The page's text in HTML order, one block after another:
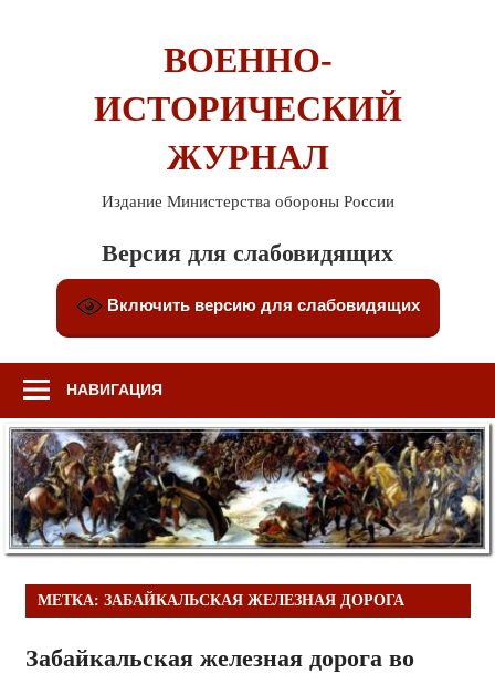
ВОЕННО-
ИСТОРИЧЕСКИЙ
ЖУРНАЛ
Издание Министерства обороны России
Версия для слабовидящих
Включить версию для слабовидящих
НАВИГАЦИЯ
МЕТКА: ЗАБАЙКАЛЬСКАЯ ЖЕЛЕЗНАЯ ДОРОГА
Забайкальская железная дорога во